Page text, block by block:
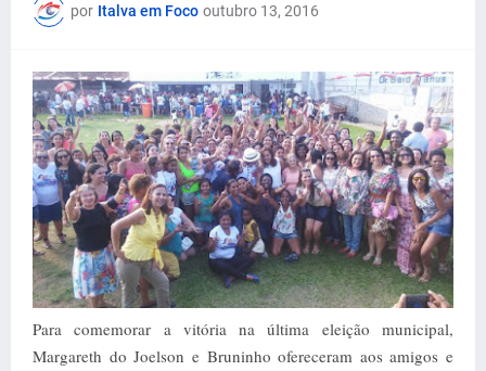
por Italva em Foco outubro 13, 2016
Para comemorar a vitória na última eleição municipal,
Margareth do Joelson e Bruninho ofereceram aos amigos e